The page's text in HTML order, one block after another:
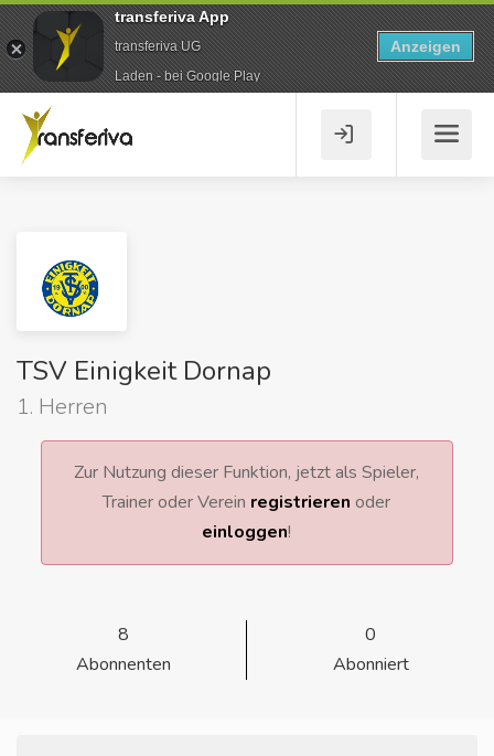
TSV Einigkeit Dornap
1. Herren
Zur Nutzung dieser Funktion, jetzt als Spieler,
Trainer oder Verein registrieren oder
einloggen!
8
Abonnenten
0
Abonniert
transferiva App
transferiva UG
Laden - bei Google Play
Anzeigen